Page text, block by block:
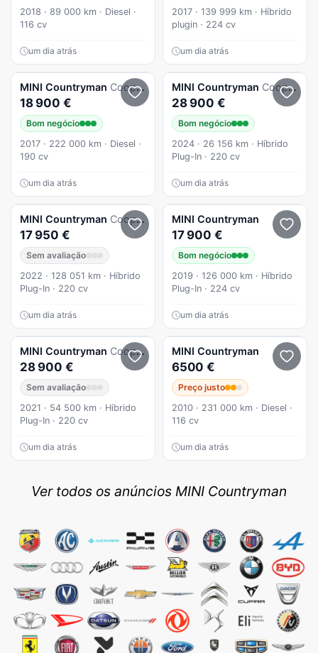
2018 · 89 000 km · Diesel ·
116 cv
um dia atrás
2017 · 139 999 km · Híbrido
plugin · 224 cv
um dia atrás
MINI Countryman Cooper SD Auto
18 900 €
Bom negócio
2017 · 222 000 km · Diesel ·
190 cv
um dia atrás
MINI Countryman Cooper SE Premium Essential Auto
28 900 €
Bom negócio
2024 · 26 156 km · Híbrido
Plug-In · 220 cv
um dia atrás
MINI Countryman Cooper SE All4 Aut.
17 950 €
Sem avaliação
2022 · 128 051 km · Híbrido
Plug-In · 220 cv
um dia atrás
MINI Countryman
17 900 €
Bom negócio
2019 · 126 000 km · Híbrido
Plug-In · 224 cv
um dia atrás
MINI Countryman Cooper SE ALL4 Northwood Edition Auto
28 900 €
Sem avaliação
2021 · 54 500 km · Híbrido
Plug-In · 220 cv
um dia atrás
MINI Countryman
6500 €
Preço justo
2010 · 231 000 km · Diesel ·
116 cv
um dia atrás
Ver todos os anúncios MINI Countryman